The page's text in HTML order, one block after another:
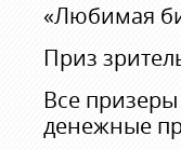
«Любимая
Приз
Все
денежные